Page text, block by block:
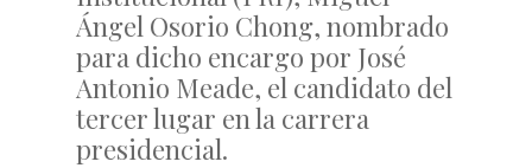
Ángel Osorio Chong, nombrado
para dicho encargo por José
Antonio Meade, el candidato del
tercer lugar en la carrera
presidencial.